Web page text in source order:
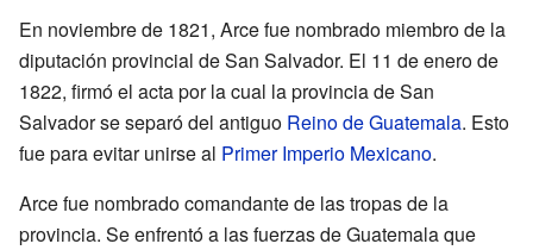
En noviembre de 1821, Arce fue nombrado miembro de la
diputación provincial de San Salvador. El 11 de enero de
1822, firmó el acta por la cual la provincia de San
Salvador se separó del antiguo Reino de Guatemala. Esto
fue para evitar unirse al Primer Imperio Mexicano.
Arce fue nombrado comandante de las tropas de la
provincia. Se enfrentó a las fuerzas de Guatemala que